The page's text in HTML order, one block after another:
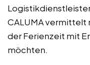
CALUMA vermittelt
der Ferienzeit mit
möchten.